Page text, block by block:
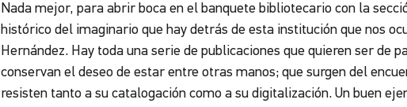
Nada mejor, para abrir boca en el banquete bibliotecario con la
histórico del imaginario que hay detrás de esta institución que nos
Hernández. Hay toda una serie de publicaciones que quieren ser de
conservan el deseo de estar entre otras manos; que surgen del
resisten tanto a su catalogación como a su digitalización. Un buen